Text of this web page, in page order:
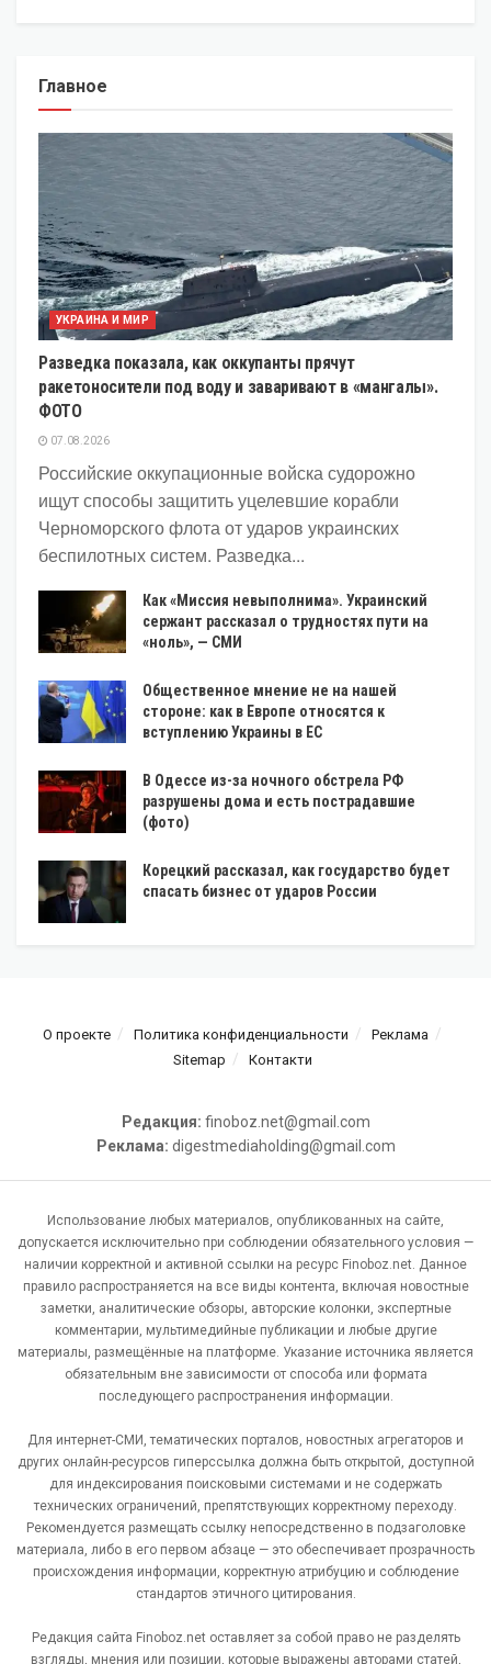
Главное
УКРАИНА И МИР
Разведка показала, как оккупанты прячут
ракетоносители под воду и заваривают в «мангалы».
ФОТО
07.08.2026
Российские оккупационные войска судорожно
ищут способы защитить уцелевшие корабли
Черноморского флота от ударов украинских
беспилотных систем. Разведка...
Как «Миссия невыполнима». Украинский
сержант рассказал о трудностях пути на
«ноль», — СМИ
Общественное мнение не на нашей
стороне: как в Европе относятся к
вступлению Украины в ЕС
В Одессе из-за ночного обстрела РФ
разрушены дома и есть пострадавшие
(фото)
Корецкий рассказал, как государство будет
спасать бизнес от ударов России
О проекте Политика конфиденциальности
Реклама
Sitemap
Контакти
Редакция: finoboz.net@gmail.com
Реклама: digestmediaholding@gmail.com
Использование любых материалов, опубликованных на сайте,
допускается исключительно при соблюдении обязательного условия —
наличии корректной и активной ссылки на ресурс Finoboz.net. Данное
правило распространяется на все виды контента, включая новостные
заметки, аналитические обзоры, авторские колонки, экспертные
комментарии, мультимедийные публикации и любые другие
материалы, размещённые на платформе. Указание источника является
обязательным вне зависимости от способа или формата
последующего распространения информации.
Для интернет-СМИ, тематических порталов, новостных агрегаторов и
других онлайн-ресурсов гиперссылка должна быть открытой, доступной
для индексирования поисковыми системами и не содержать
технических ограничений, препятствующих корректному переходу.
Рекомендуется размещать ссылку непосредственно в подзаголовке
материала, либо в его первом абзаце — это обеспечивает прозрачность
происхождения информации, корректную атрибуцию и соблюдение
стандартов этичного цитирования.
Редакция сайта Finoboz.net оставляет за собой право не разделять
взгляды, мнения или позиции, которые выражены авторами статей,